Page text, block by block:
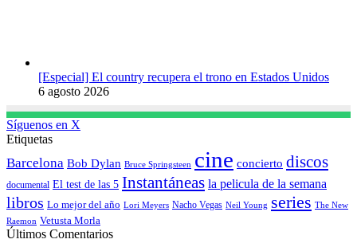
[Especial] El country recupera el trono en Estados Unidos
6 agosto 2026
Síguenos en X
Etiquetas
Barcelona Bob Dylan Bruce Springsteen cine concierto discos
documental El test de las 5 Instantáneas la pelicula de la semana
libros Lo mejor del año Lori Meyers Nacho Vegas Neil Young series The New
Raemon Vetusta Morla
Últimos Comentarios